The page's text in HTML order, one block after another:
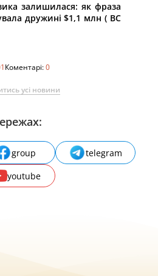
залишилася: як фраза
дружині $1,1 млн ( ВС
Коментарі:0
усі новини
group
telegram
youtube